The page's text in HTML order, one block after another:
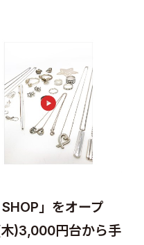
」をオープ
)​3,000円台から手